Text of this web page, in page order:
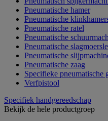
Pneumatische hamer
Pneumatische
Pneumatische ratel
Pneumatische
Pneumatische
Pneumatische
Pneumatische zaag
Specifieke pneumatische
Verfpistool
Specifiek handgereedschap
Bekijk de hele productgroep